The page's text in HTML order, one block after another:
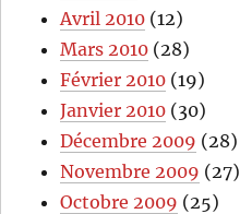
Avril 2010 (12)
Mars 2010 (28)
Février 2010 (19)
Janvier 2010 (30)
Décembre 2009 (28)
Novembre 2009 (27)
Octobre 2009 (25)